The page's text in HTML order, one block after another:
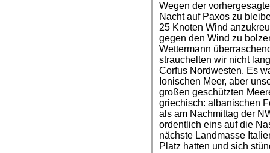
Wegen der
Nacht auf Paxos zu
25 Knoten Wind
gegen den Wind zu
Wettermann
strauchelten wir nicht
Corfus Nordwesten. Es
Ionischen Meer, aber
großen geschützten
griechisch: albanischen
als am Nachmittag der
ordentlich eins auf die
nächste Landmasse
Platz hatten und sich